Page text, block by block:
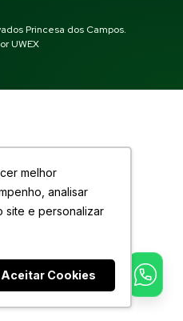
melhor
analisar
site e personalizar
Aceitar Cookies
Princesa dos Campos.
UWEX